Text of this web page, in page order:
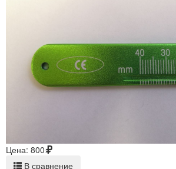
Цена: 800
В сравнение